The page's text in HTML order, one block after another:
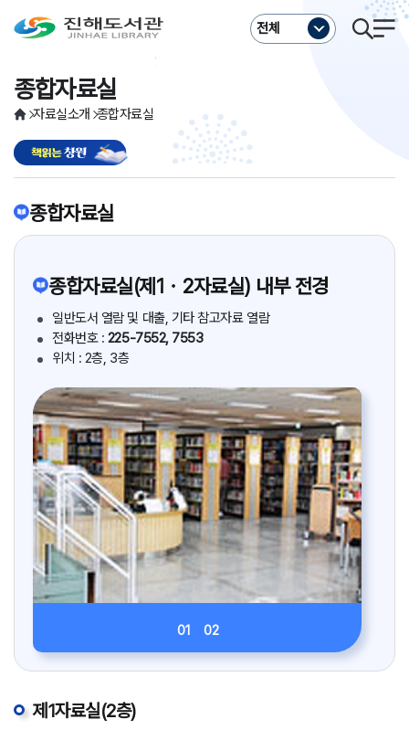
전체
자료실소개 종합자료실
종합자료실
종합자료실
종합자료실(제1ㆍ2자료실) 내부 전경
일반도서 열람 및 대출, 기타 참고자료 열람
전화번호 : 225-7552, 7553
위치 : 2층, 3층
01 02
제1자료실(2층)